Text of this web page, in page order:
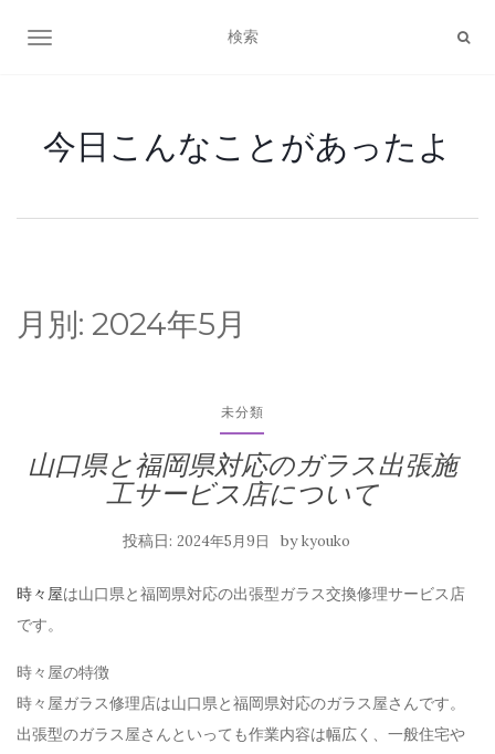
ナビゲーション切り替え
今日こんなことがあったよ
月別: 2024年5月
未分類
山口県と福岡県対応のガラス出張施
工サービス店について
投稿日: 2024年5月9日 bykyouko
時々屋は山口県と福岡県対応の出張型ガラス交換修理サービス店
です。
時々屋の特徴
時々屋ガラス修理店は山口県と福岡県対応のガラス屋さんです。
出張型のガラス屋さんといっても作業内容は幅広く、一般住宅や